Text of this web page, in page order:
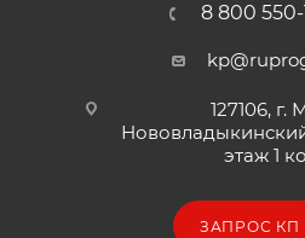
8 800 550-
127106, г.
этаж 1
ЗАПРОС КП